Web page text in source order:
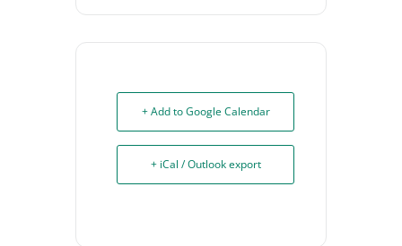
+ Add to Google Calendar
+ iCal / Outlook export